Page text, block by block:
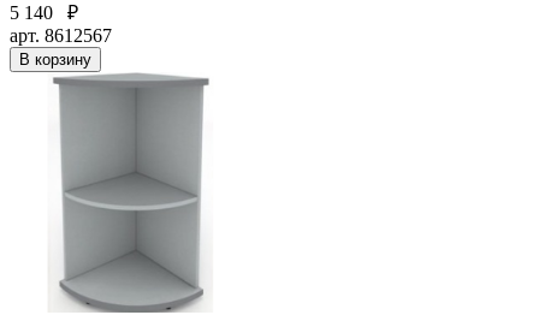
5 140
₽
арт. 8612567
В корзину